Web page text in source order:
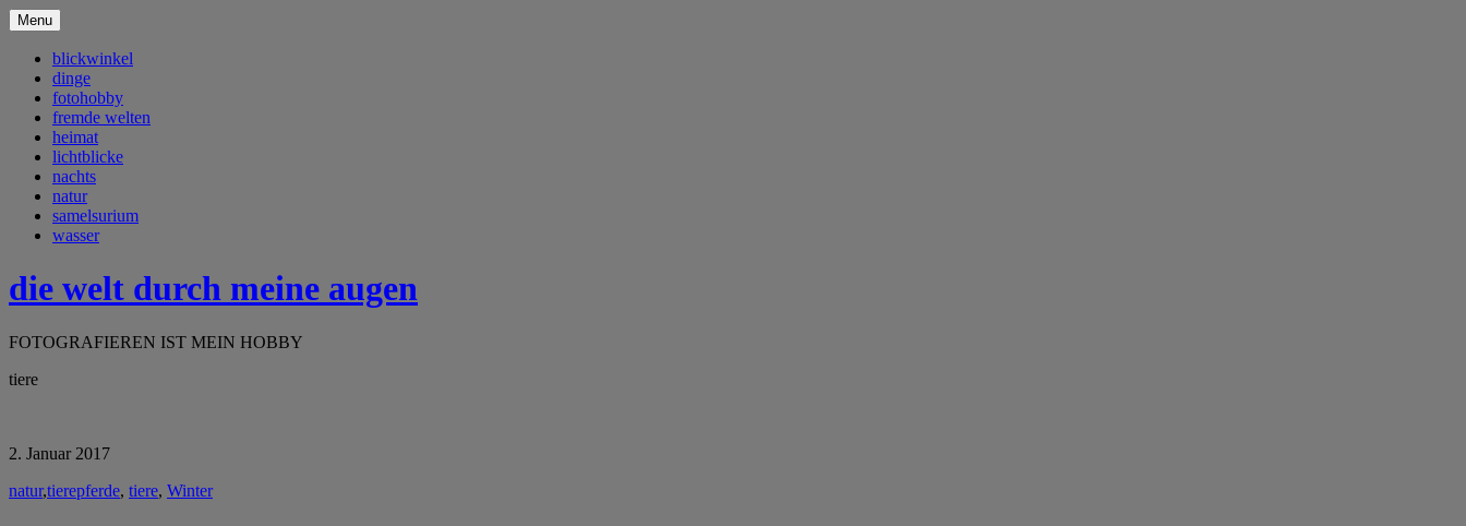
Menu
blickwinkel
dinge
fotohobby
fremde welten
heimat
lichtblicke
nachts
natur
samelsurium
wasser
die welt durch meine augen
FOTOGRAFIEREN IST MEIN HOBBY
tiere
2. Januar 2017
natur,tierepferde, tiere, Winter